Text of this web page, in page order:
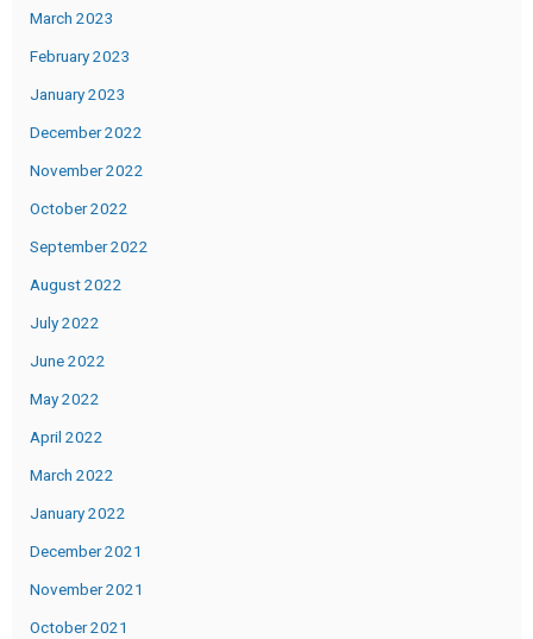
March 2023
February 2023
January 2023
December 2022
November 2022
October 2022
September 2022
August 2022
July 2022
June 2022
May 2022
April 2022
March 2022
January 2022
December 2021
November 2021
October 2021